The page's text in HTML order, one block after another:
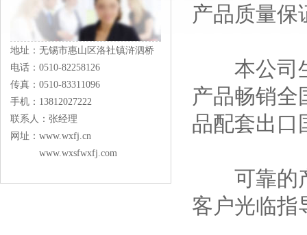
地址：无锡市惠山区洛社镇浒泗桥
电话：0510-82258126
传真：0510-83311096
手机：13812027222
联系人：张经理
网址：www.wxfj.cn
www.wxsfwxfj.com
产品质量保
本公司生
产品畅销全
品配套出口
可靠的产
客户光临指